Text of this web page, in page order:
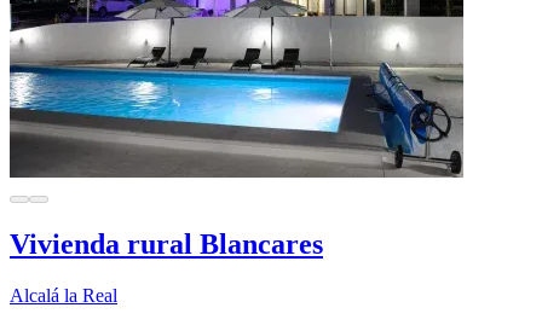
Vivienda rural Blancares
Alcalá la Real